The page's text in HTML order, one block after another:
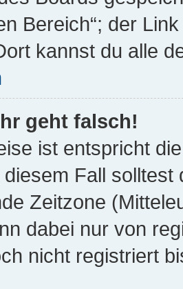
Bereich“; der
kannst du alle
geht falsch!
ist entspricht
Fall solltest
Zeitzone
dabei nur von
nicht registriert